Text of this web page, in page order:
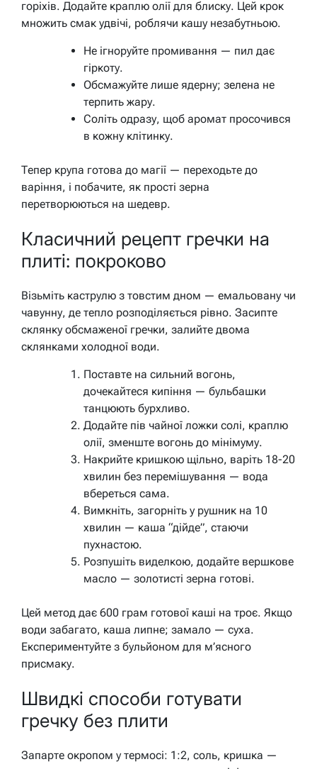
горіхів. Додайте краплю олії для блиску. Цей крок
множить смак удвічі, роблячи кашу незабутньою.
Не ігноруйте промивання — пил дає
гіркоту.
Обсмажуйте лише ядерну; зелена не
терпить жару.
Соліть одразу, щоб аромат просочився
в кожну клітинку.
Тепер крупа готова до магії — переходьте до
варіння, і побачите, як прості зерна
перетворюються на шедевр.
Класичний рецепт гречки на
плиті: покроково
Візьміть каструлю з товстим дном — емальовану чи
чавунну, де тепло розподіляється рівно. Засипте
склянку обсмаженої гречки, залийте двома
склянками холодної води.
Поставте на сильний вогонь,
дочекайтеся кипіння — бульбашки
танцюють бурхливо.
Додайте пів чайної ложки солі, краплю
олії, зменште вогонь до мінімуму.
Накрийте кришкою щільно, варіть 18-20
хвилин без перемішування — вода
вбереться сама.
Вимкніть, загорніть у рушник на 10
хвилин — каша “дійде”, стаючи
пухнастою.
Розпушіть виделкою, додайте вершкове
масло — золотисті зерна готові.
Цей метод дає 600 грам готової каші на троє. Якщо
води забагато, каша липне; замало — суха.
Експериментуйте з бульйоном для м’ясного
присмаку.
Швидкі способи готувати
гречку без плити
Запарте окропом у термосі: 1:2, соль, кришка —